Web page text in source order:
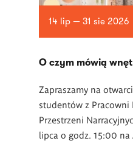
14 lip — 31 sie 2026
O czym mówią
Zapraszamy na
studentów z Pracowni
Przestrzeni
lipca o godz. 15:00 na